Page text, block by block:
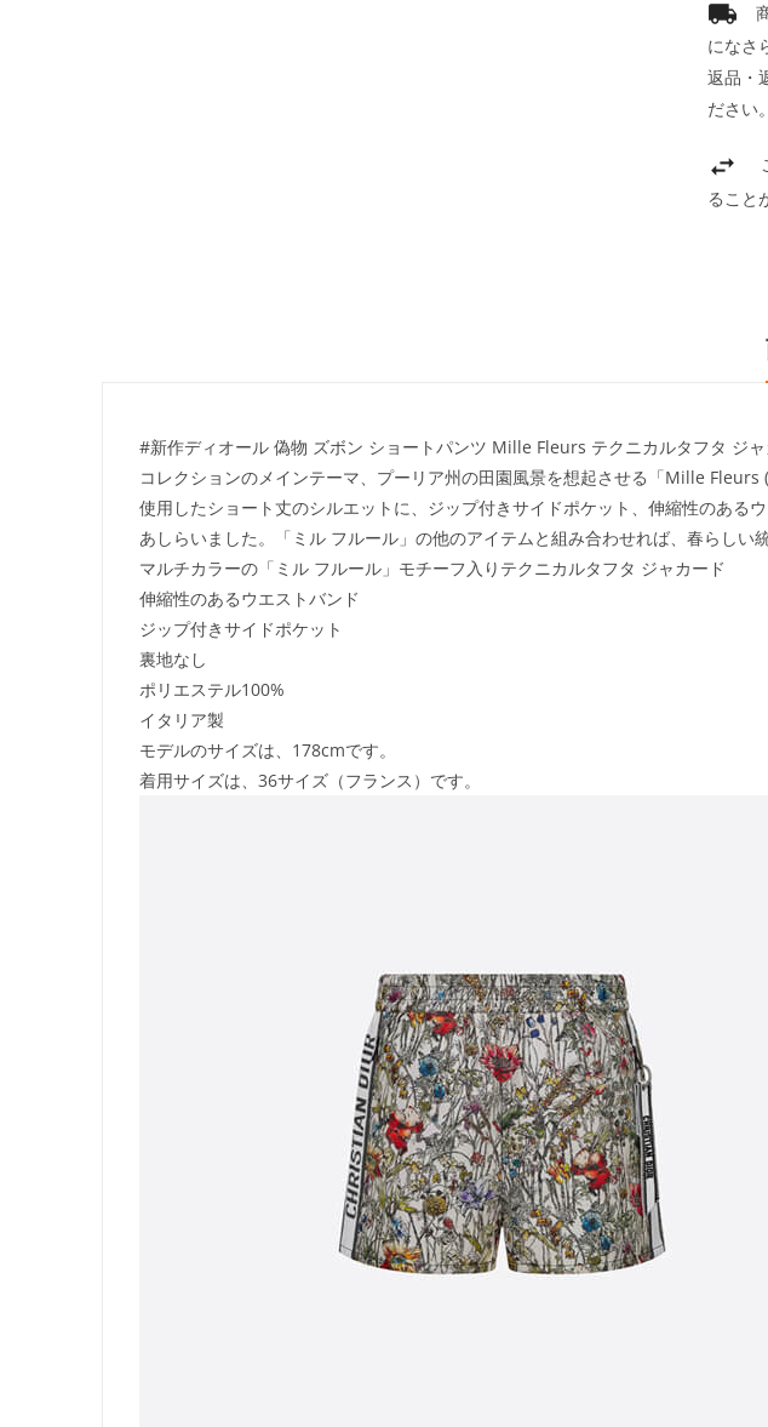
になさ
返品・
ださい。
ること
#新作ディオール 偽物 ズボン ショートパンツ Mille Fleurs テクニカルタフタ ジャ
コレクションのメインテーマ、プーリア州の田園風景を想起させる「Mille
使用したショート丈のシルエットに、ジップ付きサイドポケット、伸縮性のあ
あしらいました。「ミル フルール」の他のアイテムと組み合わせれば、春らしい
マルチカラーの「ミル フルール」モチーフ入りテクニカルタフタ ジャカード
伸縮性のあるウエストバンド
ジップ付きサイドポケット
裏地なし
ポリエステル100%
イタリア製
モデルのサイズは、178cmです。
着用サイズは、36サイズ（フランス）です。